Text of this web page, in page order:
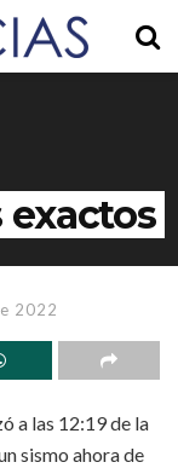
2022
a las 12:19 de la
sismo ahora de